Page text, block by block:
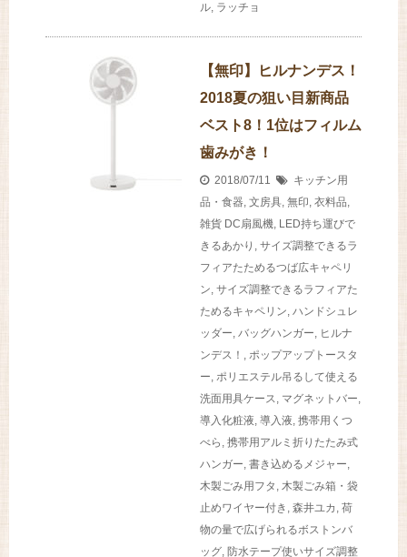
ル, ラッチョ
【無印】ヒルナンデス！
2018夏の狙い目新商品
ベスト8！1位はフィルム
歯みがき！
2018/07/11
キッチン用
品・食器, 文房具, 無印, 衣料品,
雑貨 DC扇風機, LED持ち運びで
きるあかり , サイズ調整できるラ
フィアたためるつば広キャペリ
ン, サイズ調整できるラフィアた
ためるキャペリン, ハンドシュレ
ッダー, バッグハンガー, ヒルナ
ンデス！ , ポップアップトースタ
ー, ポリエステル吊るして使える
洗面用具ケース, マグネットバー,
導入化粧液, 導入液, 携帯用くつ
べら , 携帯用アルミ折りたたみ式
ハンガー, 書き込めるメジャー,
木製ごみ用フタ , 木製ごみ箱・袋
止めワイヤー付き , 森井ユカ , 荷
物の量で広げられるボストンバ
ッグ, 防水テープ使いサイズ調整